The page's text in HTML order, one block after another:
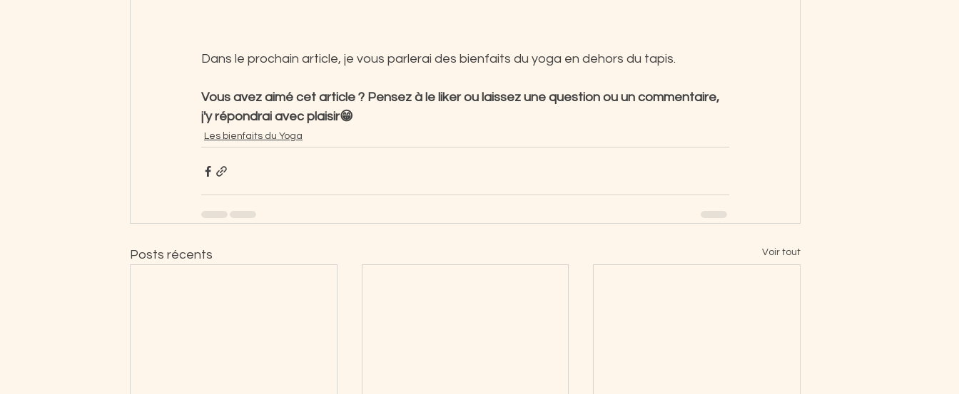
Dans le prochain article, je vous parlerai des bienfaits du yoga en dehors du tapis.
Vous avez aimé cet article ? Pensez à le liker ou laissez une question ou un commentaire,
j'y répondrai avec plaisir😁
Les bienfaits du Yoga
Posts récents Voir tout